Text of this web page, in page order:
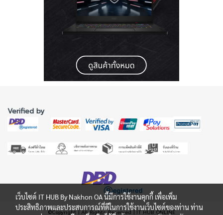
Verified by
©Copyright | All Rights Reserved | IT HUB ONLINE
เว็บไซต์ IT HUB By Nakhon OA นี้มีการใช้งานคุกกี้ เพื่อเพิ่ม
ประสิทธิภาพและประสบการณ์ที่ดีในการใช้งานเว็บไซต์ของท่าน ท่าน